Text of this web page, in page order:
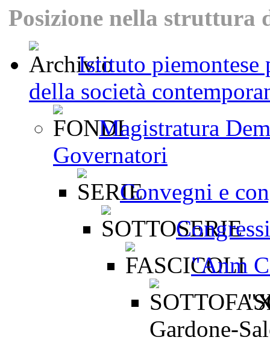
Posizione nella struttura
Istituto piemontese
della società
Magistratura
Governatori
Convegni e
"Anm
Gardone-